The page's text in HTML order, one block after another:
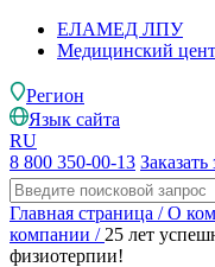
ЕЛАМЕД ЛПУ
Медицинский
Регион
Язык сайта
RU
8 800 350-00-13
Главная страница /О
компании / 25 лет
физиотерпии!